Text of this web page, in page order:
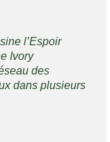
l’Espoir
Ivory
des
dans plusieurs